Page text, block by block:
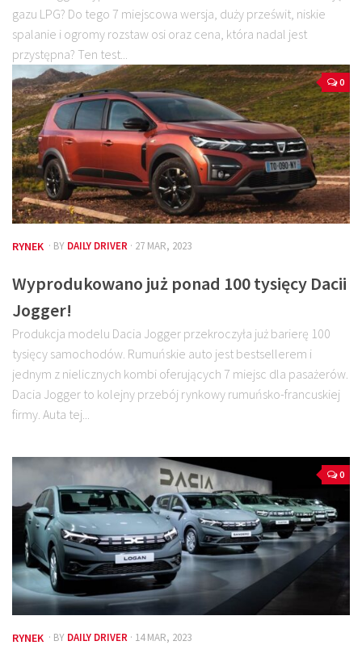
gazu LPG? Do tego 7 miejscowa wersja, duży prześwit, niskie
spalanie i ogromy rozstaw osi oraz cena, która nadal jest
przystępna? Ten test...
0
RYNEK · BY DAILY DRIVER · 27 MAR, 2023
Wyprodukowano już ponad 100 tysięcy Dacii
Jogger!
Produkcja modelu Dacia Jogger przekroczyła już barierę 100
tysięcy samochodów. Rumuńskie auto jest bestsellerem i
jednym z nielicznych kombi oferujących 7 miejsc dla pasażerów.
Dacia Jogger to kolejny przebój rynkowy rumuńsko-francuskiej
firmy. Auta tej...
0
RYNEK · BY DAILY DRIVER · 14 MAR, 2023